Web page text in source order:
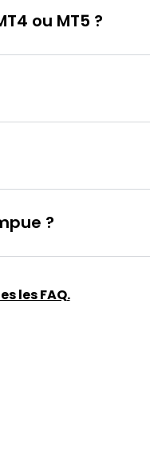
ou MT5 ?
?
les FAQ.